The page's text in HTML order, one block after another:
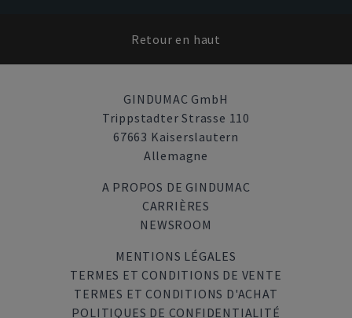
Retour en haut
GINDUMAC GmbH
Trippstadter Strasse 110
67663 Kaiserslautern
Allemagne
A PROPOS DE GINDUMAC
CARRIÈRES
NEWSROOM
MENTIONS LÉGALES
TERMES ET CONDITIONS DE VENTE
TERMES ET CONDITIONS D'ACHAT
POLITIQUES DE CONFIDENTIALITÉ